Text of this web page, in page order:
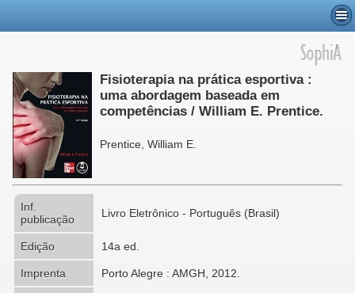
Fisioterapia na prática esportiva :
uma abordagem baseada em
competências / William E. Prentice.
Prentice, William E.
Inf.
publicação
Livro Eletrônico - Português (Brasil)
Edição 14a ed.
Imprenta Porto Alegre : AMGH, 2012.